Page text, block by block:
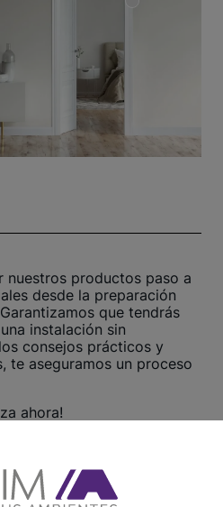
nuestros productos paso a
desde la preparación
que tendrás
instalación sin
consejos prácticos y
te aseguramos un proceso
ahora!